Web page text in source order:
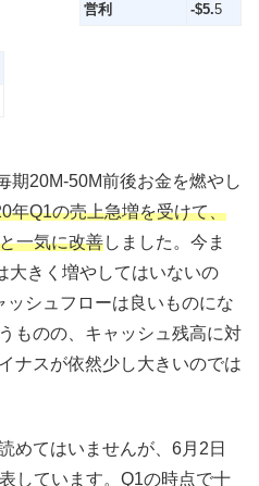
営利
-$5.5
期20M-50M前後お金を燃やし
年Q1の売上急増を受けて、
一気に改善しました。今ま
大きく増やしてはいないの
シュフローは良いものにな
ものの、キャッシュ残高に対
ナスが依然少し大きいのでは
めてはいませんが、6月2日
しています。Q1の時点で十